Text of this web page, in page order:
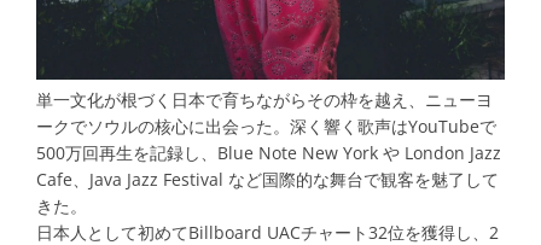
単一文化が根づく日本で育ちながらその枠を越え、ニューヨ
ークでソウルの核心に出会った。深く響く歌声はYouTubeで
500万回再生を記録し、Blue Note New York や London Jazz
Cafe、Java Jazz Festival など国際的な舞台で観客を魅了して
きた。
日本人として初めてBillboard UACチャート32位を獲得し、2